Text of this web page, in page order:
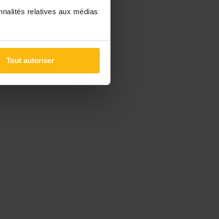
relatives aux médias
Tout autoriser